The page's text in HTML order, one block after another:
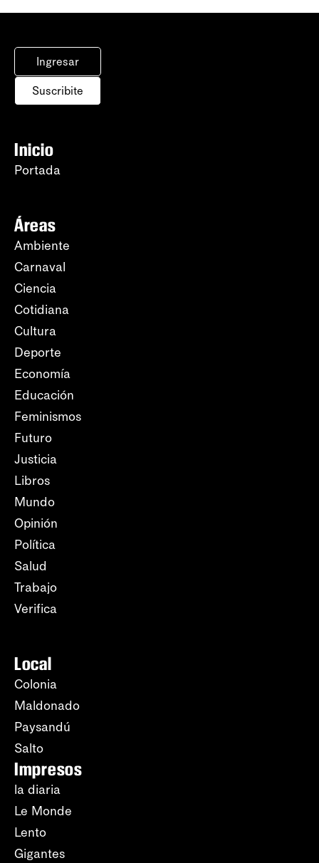
Ingresar
Suscribite
Inicio
Portada
Áreas
Ambiente
Carnaval
Ciencia
Cotidiana
Cultura
Deporte
Economía
Educación
Feminismos
Futuro
Justicia
Libros
Mundo
Opinión
Política
Salud
Trabajo
Verifica
Local
Colonia
Maldonado
Paysandú
Salto
Impresos
la diaria
Le Monde
Lento
Gigantes